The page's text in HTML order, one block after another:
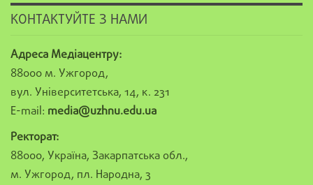
КОНТАКТУЙТЕ З НАМИ
Адреса Медіацентру:
88000 м. Ужгород,
вул. Університетська, 14, к. 231
E-mail: media@uzhnu.edu.ua
Ректорат:
88000, Україна, Закарпатська обл.,
м. Ужгород, пл. Народна, 3